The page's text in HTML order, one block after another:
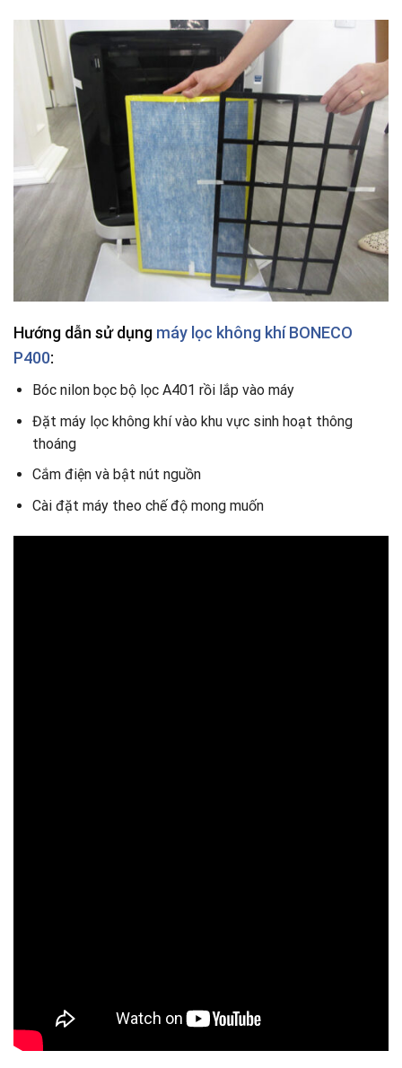
Hướng dẫn sử dụng máy lọc không khí BONECO
P400:
Bóc nilon bọc bộ lọc A401 rồi lắp vào máy
Đặt máy lọc không khí vào khu vực sinh hoạt thông
thoáng
Cắm điện và bật nút nguồn
Cài đặt máy theo chế độ mong muốn